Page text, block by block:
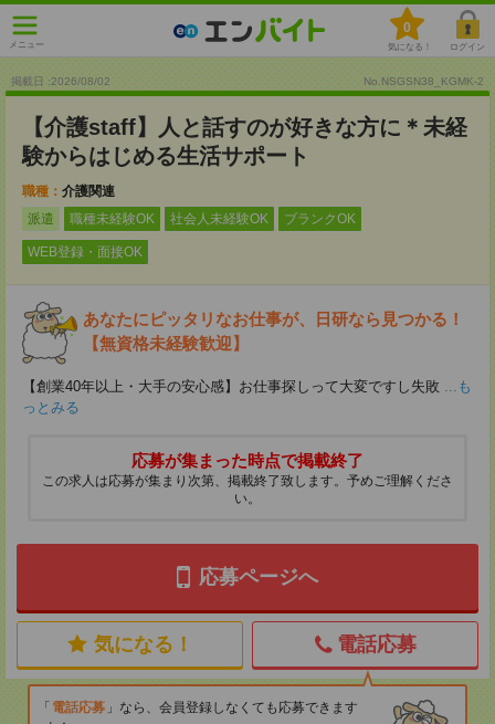
メニュー
0
気になる！ ログイン
掲載日 :2026/08/02 No.NSGSN38_KGMK-2
【介護staff】人と話すのが好きな方に＊未経
験からはじめる生活サポート
職種： 介護関連
派遣
職種未経験OK 社会人未経験OK ブランクOK
WEB登録・面接OK
あなたにピッタリなお仕事が、日研なら見つかる！
【無資格未経験歓迎】
【創業40年以上・大手の安心感】お仕事探しって大変ですし失敗 ...も
っとみる
応募が集まった時点で掲載終了
この求人は応募が集まり次第、掲載終了致します。予めご理解くださ
い。
応募ページへ
気になる！ 電話応募
電話応募
なら、会員登録しなくても応募できます